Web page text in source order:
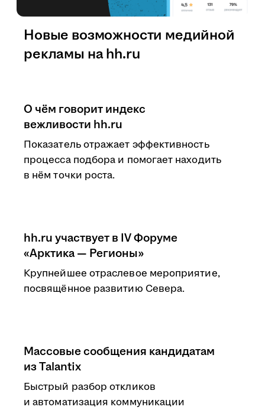
Новые возможности медийной
рекламы на hh.ru
О чём говорит индекс
вежливости hh.ru
Показатель отражает эффективность
процесса подбора и помогает находить
в нём точки роста.
hh.ru участвует в IV Форуме
«Арктика — Регионы»
Крупнейшее отраслевое мероприятие,
посвящённое развитию Севера.
Массовые сообщения кандидатам
из Talantix
Быстрый разбор откликов
и автоматизация коммуникации